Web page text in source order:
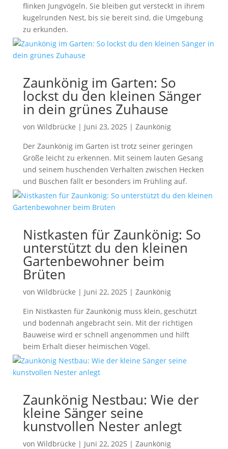
flinken Jungvögeln. Sie bleiben gut versteckt in ihrem
kugelrunden Nest, bis sie bereit sind, die Umgebung
zu erkunden.
Zaunkönig im Garten: So
lockst du den kleinen Sänger
in dein grünes Zuhause
von Wildbrücke | Juni 23, 2025 | Zaunkönig
Der Zaunkönig im Garten ist trotz seiner geringen
Größe leicht zu erkennen. Mit seinem lauten Gesang
und seinem huschenden Verhalten zwischen Hecken
und Büschen fällt er besonders im Frühling auf.
Nistkasten für Zaunkönig: So
unterstützt du den kleinen
Gartenbewohner beim
Brüten
von Wildbrücke | Juni 22, 2025 | Zaunkönig
Ein Nistkasten für Zaunkönig muss klein, geschützt
und bodennah angebracht sein. Mit der richtigen
Bauweise wird er schnell angenommen und hilft
beim Erhalt dieser heimischen Vögel.
Zaunkönig Nestbau: Wie der
kleine Sänger seine
kunstvollen Nester anlegt
von Wildbrücke | Juni 22, 2025 | Zaunkönig